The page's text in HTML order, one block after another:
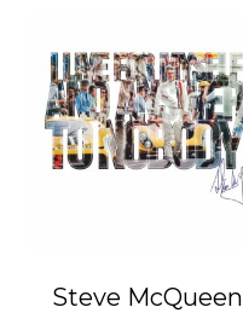
Steve McQueen